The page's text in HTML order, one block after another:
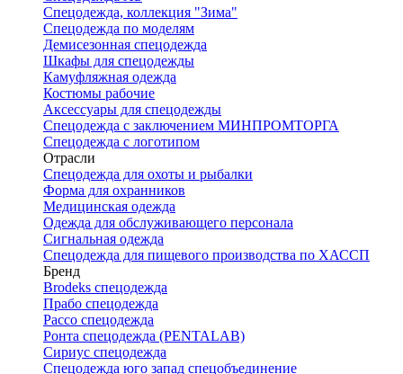
Спецодежда, коллекция "Зима"
Спецодежда по моделям
Демисезонная спецодежда
Шкафы для спецодежды
Камуфляжная одежда
Костюмы рабочие
Аксессуары для спецодежды
Спецодежда с заключением МИНПРОМТОРГА
Спецодежда с логотипом
Отрасли
Спецодежда для охоты и рыбалки
Форма для охранников
Медицинская одежда
Одежда для обслуживающего персонала
Сигнальная одежда
Спецодежда для пищевого производства по ХАССП
Бренд
Brodeks спецодежда
Прабо спецодежда
Рассо спецодежда
Ронта спецодежда (PENTALAB)
Сириус спецодежда
Спецодежда юго запад спецобъединение